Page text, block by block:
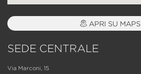
APRI SU MAPS
SEDE CENTRALE
Via Marconi, 15